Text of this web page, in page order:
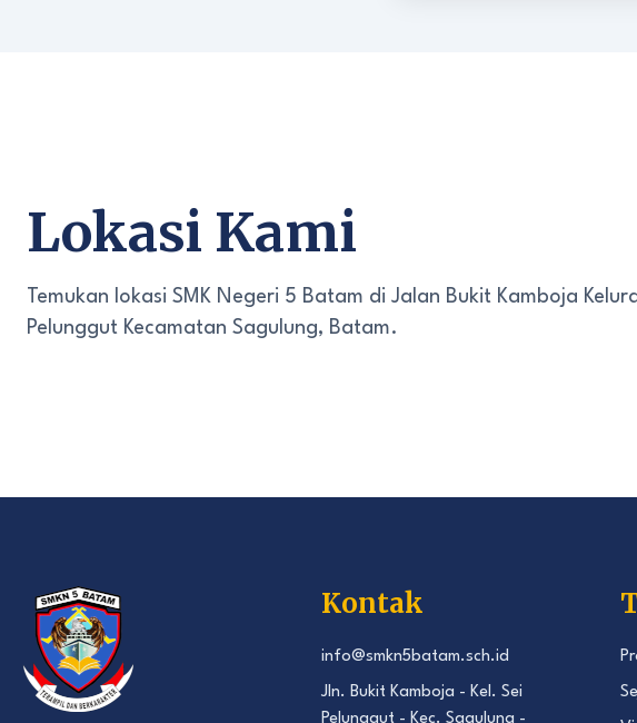
Lokasi Kami
Temukan lokasi SMK Negeri 5 Batam di Jalan Bukit Kamboja
Pelunggut Kecamatan Sagulung, Batam.
Kontak
info@smkn5batam.sch.id
Jln. Bukit Kamboja - Kel. Sei
Pelunggut - Kec. Sagulung -